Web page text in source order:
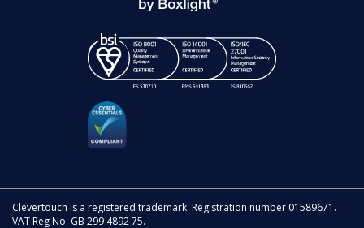
Clevertouch is a registered trademark. Registration number 01589671.
VAT Reg No: GB 299 4892 75.